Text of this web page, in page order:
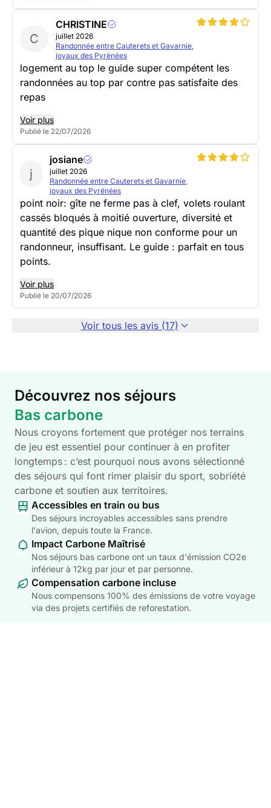
C
CHRISTINE
juillet 2026
Randonnée entre Cauterets et Gavarnie,
joyaux des Pyrénées
logement au top le guide super compétent les
randonnées au top par contre pas satisfaite des
repas
Voir plus
Publié le 22/07/2026
j
josiane
juillet 2026
Randonnée entre Cauterets et Gavarnie,
joyaux des Pyrénées
point noir: gîte ne ferme pas à clef, volets roulant
cassés bloqués à moitié ouverture, diversité et
quantité des pique nique non conforme pour un
randonneur, insuffisant. Le guide : parfait en tous
points.
Voir plus
Publié le 20/07/2026
Voir tous les avis (17)
Découvrez nos séjours
Bas carbone
Nous croyons fortement que protéger nos terrains
de jeu est essentiel pour continuer à en profiter
longtemps : c’est pourquoi nous avons sélectionné
des séjours qui font rimer plaisir du sport, sobriété
carbone et soutien aux territoires.
Accessibles en train ou bus
Des séjours incroyables accessibles sans prendre
l'avion, depuis toute la France.
Impact Carbone Maîtrisé
Nos séjours bas carbone ont un taux d'émission CO2e
inférieur à 12kg par jour et par personne.
Compensation carbone incluse
Nous compensons 100% des émissions de votre voyage
via des projets certifiés de reforestation.